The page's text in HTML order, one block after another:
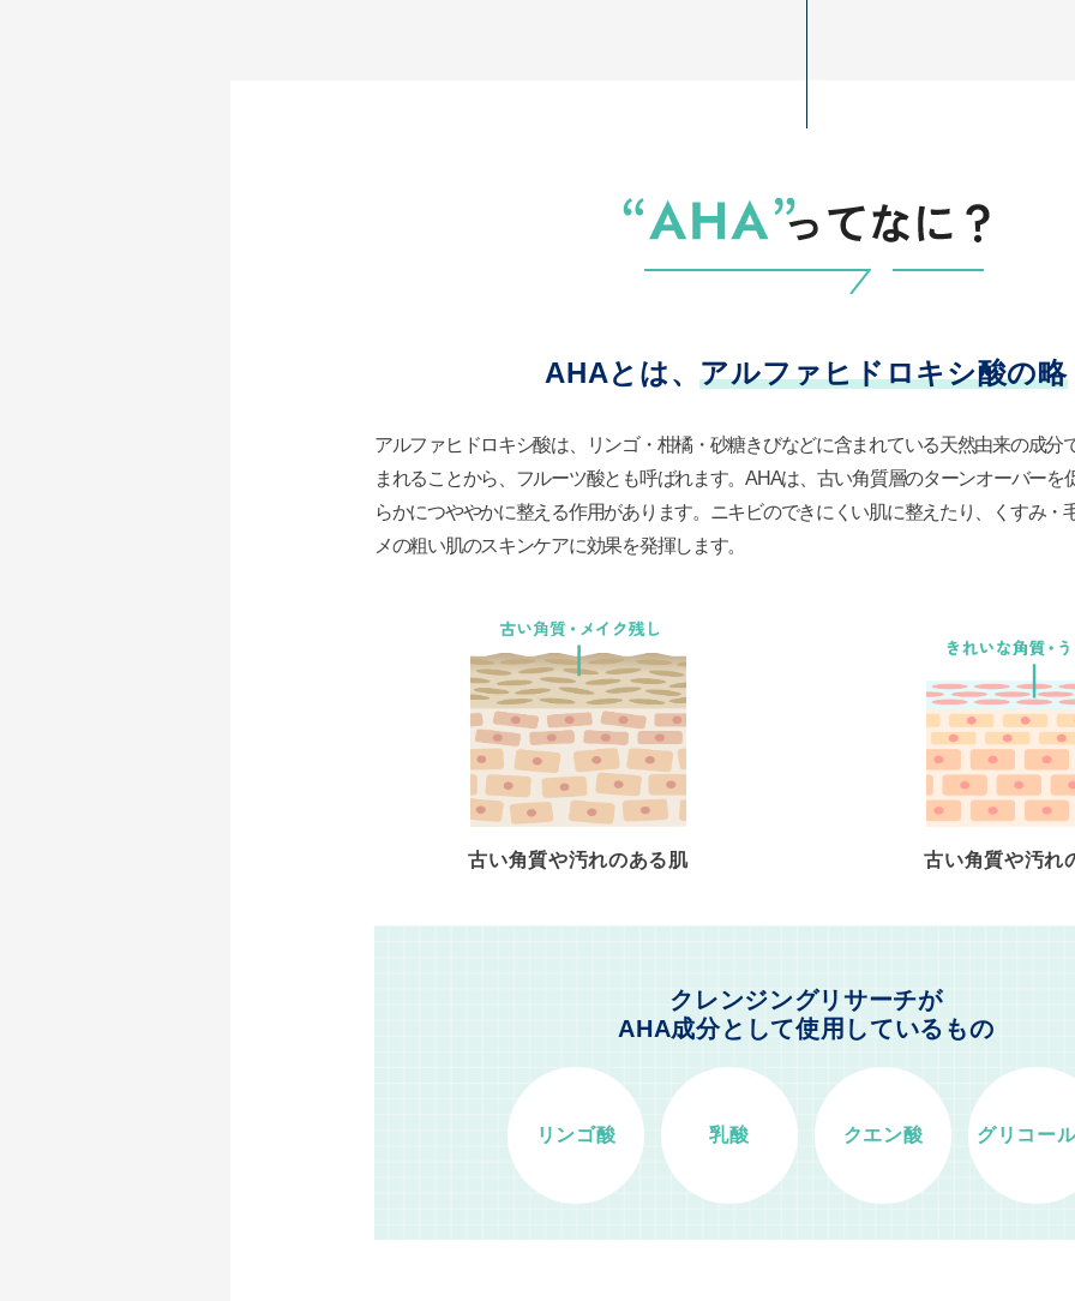
AHAとは、アルファヒドロキシ酸の略
アルファヒドロキシ酸は、リンゴ・柑橘・砂糖きびなどに含まれている天然由来の成分
まれることから、フルーツ酸とも呼ばれます。AHAは、古い角質層のターンオーバーを
らかにつややかに整える作用があります。ニキビのできにくい肌に整えたり、くすみ・
メの粗い肌のスキンケアに効果を発揮します。
古い角質や汚れのある肌 古い角質や汚れ
クレンジングリサーチが
AHA成分として使用しているもの
リンゴ酸 乳酸 クエン酸 グリコー